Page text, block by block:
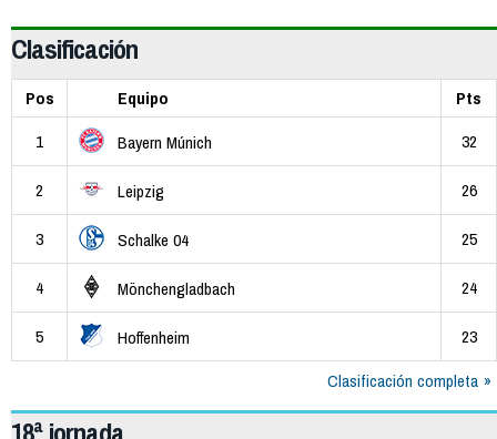
Clasificación
Pos Equipo
Pts
1
Bayern Múnich 32
2 Leipzig 26
3 Schalke 04 25
4 Mönchengladbach 24
5 Hoffenheim
23
Clasificación completa